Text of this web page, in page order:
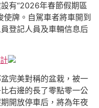
有“2026年春節假期區
牌。自駕車者將車開到
登記人員及車輛信息后
完美對稱的盆栽，被一
右邊的長了零點零一公
開放停車后，將為年夜